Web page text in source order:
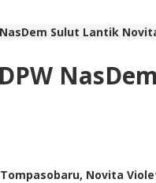
Sulut Lantik
Novita